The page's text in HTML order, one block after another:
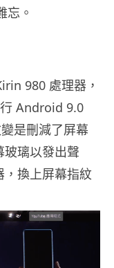
忘。
980 處理器，
Android 9.0
是刪減了屏幕
璃以發出聲
換上屏幕指紋